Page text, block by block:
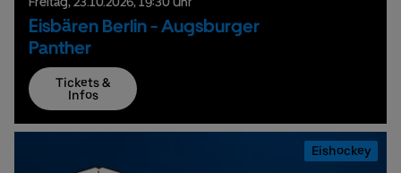
Eisbären Berlin - Augsburger
Panther
Tickets &
Infos
Eishockey